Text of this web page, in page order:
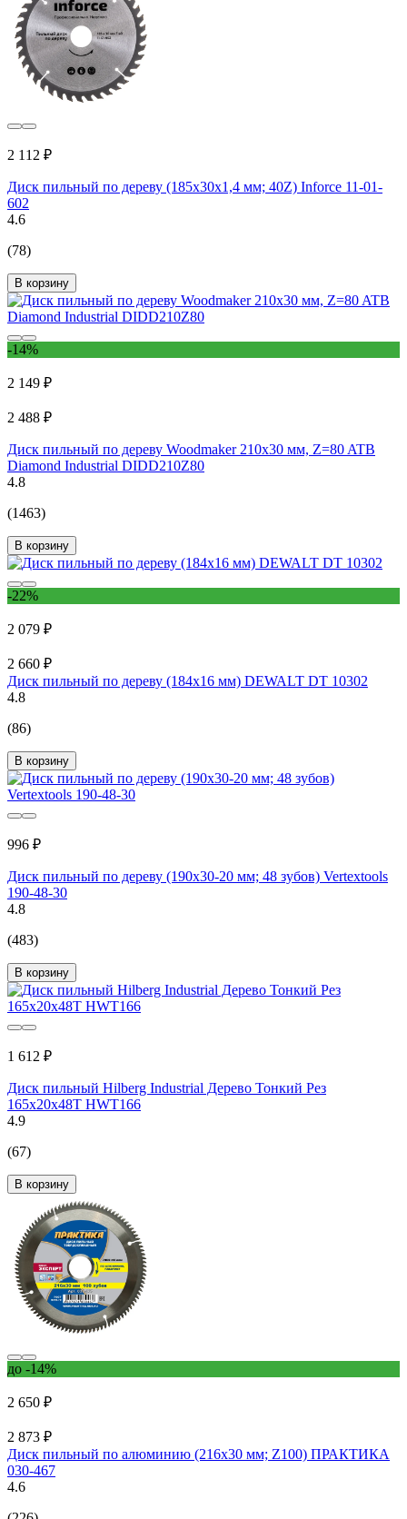
2 112 ₽
Диск пильный по дереву (185х30х1,4 мм; 40Z) Inforce 11-01-
602
4.6
(78)
В корзину
-14%
2 149 ₽
2 488 ₽
Диск пильный по дереву Woodmaker 210x30 мм, Z=80 ATB
Diamond Industrial DIDD210Z80
4.8
(1463)
В корзину
-22%
2 079 ₽
2 660 ₽
Диск пильный по дереву (184х16 мм) DEWALT DT 10302
4.8
(86)
В корзину
996 ₽
Диск пильный по дереву (190х30-20 мм; 48 зубов) Vertextools
190-48-30
4.8
(483)
В корзину
1 612 ₽
Диск пильный Hilberg Industrial Дерево Тонкий Рез
165x20x48Т HWT166
4.9
(67)
В корзину
до -14%
2 650 ₽
2 873 ₽
Диск пильный по алюминию (216х30 мм; Z100) ПРАКТИКА
030-467
4.6